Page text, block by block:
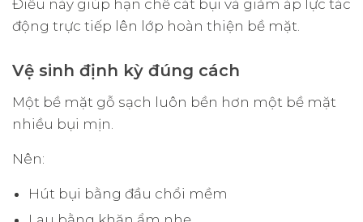
Điều này giúp hạn chế cát bụi và giảm áp lực tác
động trực tiếp lên lớp hoàn thiện bề mặt.
Vệ sinh định kỳ đúng cách
Một bề mặt gỗ sạch luôn bền hơn một bề mặt
nhiều bụi mịn.
Nên:
Hút bụi bằng đầu chổi mềm